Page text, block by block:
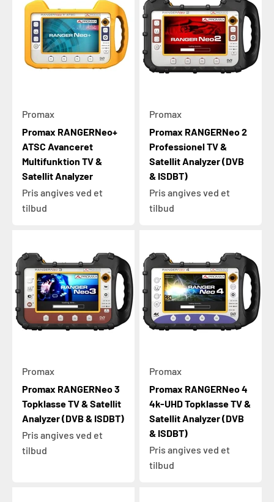
Promax
Promax RANGERNeo+
ATSC Avanceret
Multifunktion TV &
Satellit Analyzer
Pris angives ved et
tilbud
Promax
Promax RANGERNeo 2
Professionel TV &
Satellit Analyzer (DVB
& ISDBT)
Pris angives ved et
tilbud
Promax
Promax RANGERNeo 3
Topklasse TV & Satellit
Analyzer (DVB & ISDBT)
Pris angives ved et
tilbud
Promax
Promax RANGERNeo 4
4k-UHD Topklasse TV &
Satellit Analyzer (DVB
& ISDBT)
Pris angives ved et
tilbud